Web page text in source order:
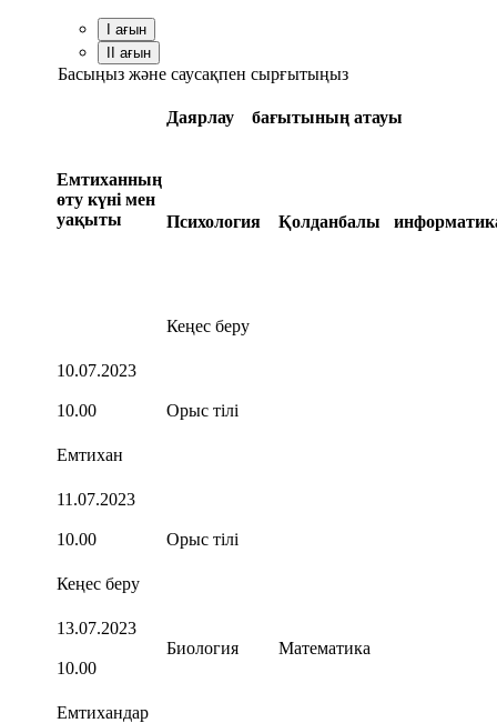
I ағын
II ағын
Басыңыз және саусақпен сырғытыңыз
Емтиханның
өту күні мен
уақыты
Даярлау бағытының атауы
Психология Қолданбалы
Кеңес беру
10.07.2023
10.00 Орыс тілі
Емтихан
11.07.2023
10.00 Орыс тілі
Кеңес беру
13.07.2023
10.00
Биология Математика
Емтихандар